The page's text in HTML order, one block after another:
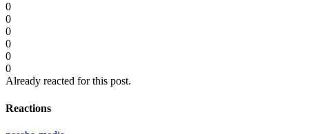
0
0
0
0
0
0
Already reacted for this post.
Reactions